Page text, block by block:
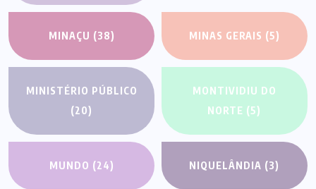
MINAÇU (38) MINAS GERAIS (5)
MINISTÉRIO PÚBLICO
(20)
MONTIVIDIU DO
NORTE (5)
MUNDO (24) NIQUELÂNDIA (3)